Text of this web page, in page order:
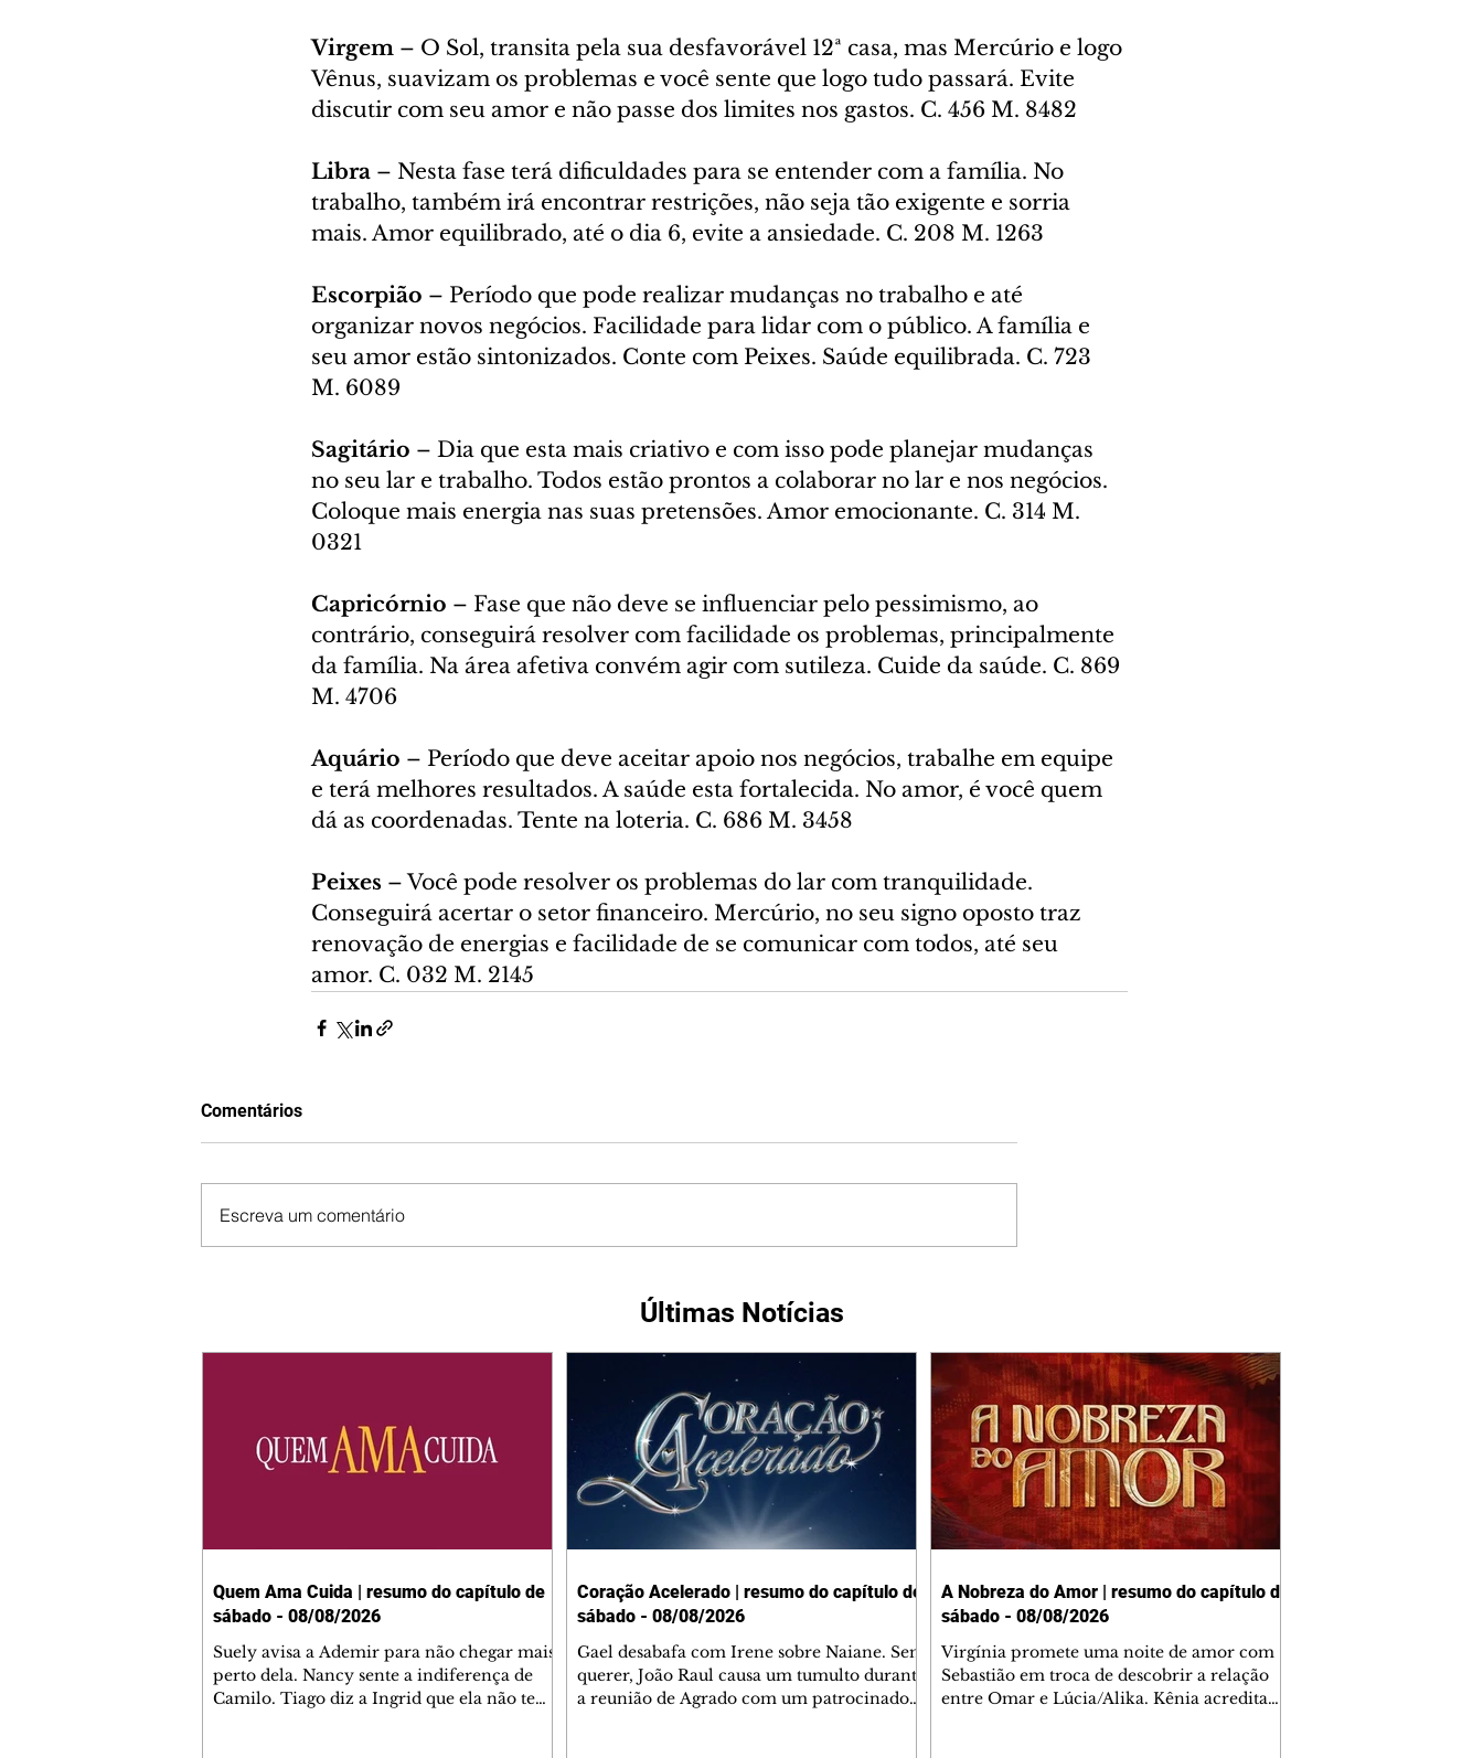
Virgem – O Sol, transita pela sua desfavorável 12ª casa, mas Mercúrio e logo
Vênus, suavizam os problemas e você sente que logo tudo passará. Evite
discutir com seu amor e não passe dos limites nos gastos. C. 456 M. 8482
Libra – Nesta fase terá dificuldades para se entender com a família. No
trabalho, também irá encontrar restrições, não seja tão exigente e sorria
mais. Amor equilibrado, até o dia 6, evite a ansiedade. C. 208 M. 1263
Escorpião – Período que pode realizar mudanças no trabalho e até
organizar novos negócios. Facilidade para lidar com o público. A família e
seu amor estão sintonizados. Conte com Peixes. Saúde equilibrada. C. 723
M. 6089
Sagitário – Dia que esta mais criativo e com isso pode planejar mudanças
no seu lar e trabalho. Todos estão prontos a colaborar no lar e nos negócios.
Coloque mais energia nas suas pretensões. Amor emocionante. C. 314 M.
0321
Capricórnio – Fase que não deve se influenciar pelo pessimismo, ao
contrário, conseguirá resolver com facilidade os problemas, principalmente
da família. Na área afetiva convém agir com sutileza. Cuide da saúde. C. 869
M. 4706
Aquário – Período que deve aceitar apoio nos negócios, trabalhe em equipe
e terá melhores resultados. A saúde esta fortalecida. No amor, é você quem
dá as coordenadas. Tente na loteria. C. 686 M. 3458
Peixes – Você pode resolver os problemas do lar com tranquilidade.
Conseguirá acertar o setor financeiro. Mercúrio, no seu signo oposto traz
renovação de energias e facilidade de se comunicar com todos, até seu
amor. C. 032 M. 2145
Comentários
Escreva um comentário
Últimas Notícias
Quem Ama Cuida | resumo do capítulo de
sábado - 08/08/2026
Suely avisa a Ademir para não chegar mais
perto dela. Nancy sente a indiferença de
Camilo. Tiago diz a Ingrid que ela não tem
Coração Acelerado | resumo do capítulo de
sábado - 08/08/2026
Gael desabafa com Irene sobre Naiane. Sem
querer, João Raul causa um tumulto durante
a reunião de Agrado com um patrocinador.
A Nobreza do Amor | resumo do capítulo de
sábado - 08/08/2026
Virgínia promete uma noite de amor com
Sebastião em troca de descobrir a relação
entre Omar e Lúcia/Alika. Kênia acredita